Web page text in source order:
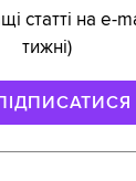
статті на e-
тижні)